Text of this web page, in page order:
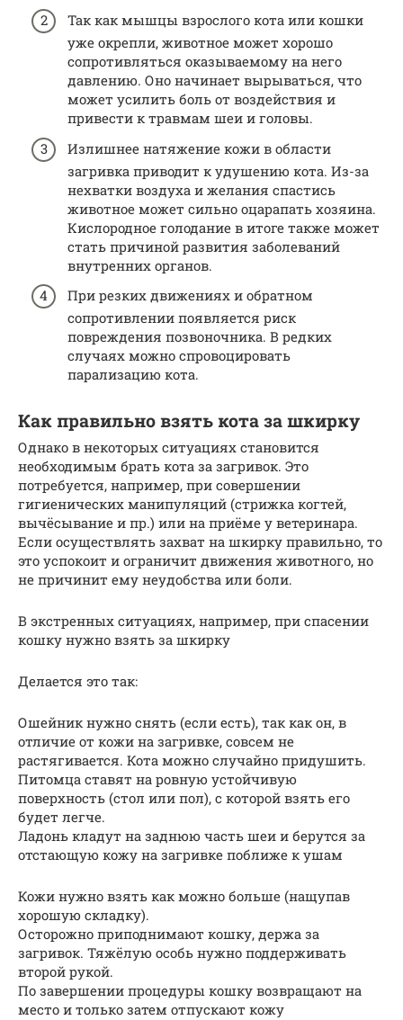
Так как мышцы взрослого кота или кошки
уже окрепли, животное может хорошо
сопротивляться оказываемому на него
давлению. Оно начинает вырываться, что
может усилить боль от воздействия и
привести к травмам шеи и головы.
Излишнее натяжение кожи в области
загривка приводит к удушению кота. Из-за
нехватки воздуха и желания спастись
животное может сильно оцарапать хозяина.
Кислородное голодание в итоге также может
стать причиной развития заболеваний
внутренних органов.
При резких движениях и обратном
сопротивлении появляется риск
повреждения позвоночника. В редких
случаях можно спровоцировать
парализацию кота.
Как правильно взять кота за шкирку
Однако в некоторых ситуациях становится
необходимым брать кота за загривок. Это
потребуется, например, при совершении
гигиенических манипуляций (стрижка когтей,
вычёсывание и пр.) или на приёме у ветеринара.
Если осуществлять захват на шкирку правильно, то
это успокоит и ограничит движения животного, но
не причинит ему неудобства или боли.
В экстренных ситуациях, например, при спасении
кошку нужно взять за шкирку
Делается это так:
Ошейник нужно снять (если есть), так как он, в
отличие от кожи на загривке, совсем не
растягивается. Кота можно случайно придушить.
Питомца ставят на ровную устойчивую
поверхность (стол или пол), с которой взять его
будет легче.
Ладонь кладут на заднюю часть шеи и берутся за
отстающую кожу на загривке поближе к ушам
Кожи нужно взять как можно больше (нащупав
хорошую складку).
Осторожно приподнимают кошку, держа за
загривок. Тяжёлую особь нужно поддерживать
второй рукой.
По завершении процедуры кошку возвращают на
место и только затем отпускают кожу